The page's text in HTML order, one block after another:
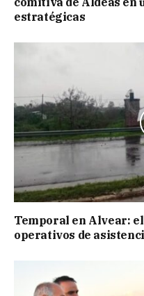
estratégicas
Temporal en Alvear:
operativos de